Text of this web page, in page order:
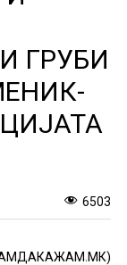
ГРУБИ
6503